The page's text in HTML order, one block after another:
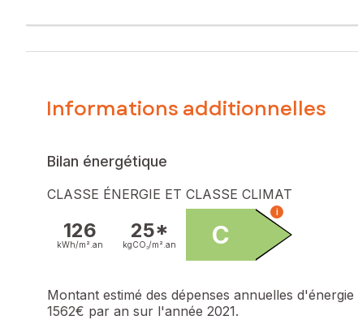
On retrouve également un WC indépendant à chaque
Le bien comprend 1 lot, et il est situé dans une
Les informations sur les risques auxquels ce bien est
Honoraires charge vendeur
Contactez votre conseiller SAFTI : Kévin GUERINEAU,
031
Informations additionnelles
Bilan énergétique
CLASSE ÉNERGIE ET CLASSE CLIMAT
126
kWh/m². an
25*
kgCO₂/m². an C
i
Montant estimé des dépenses annuelles
1562€ par an sur l'année 2021.